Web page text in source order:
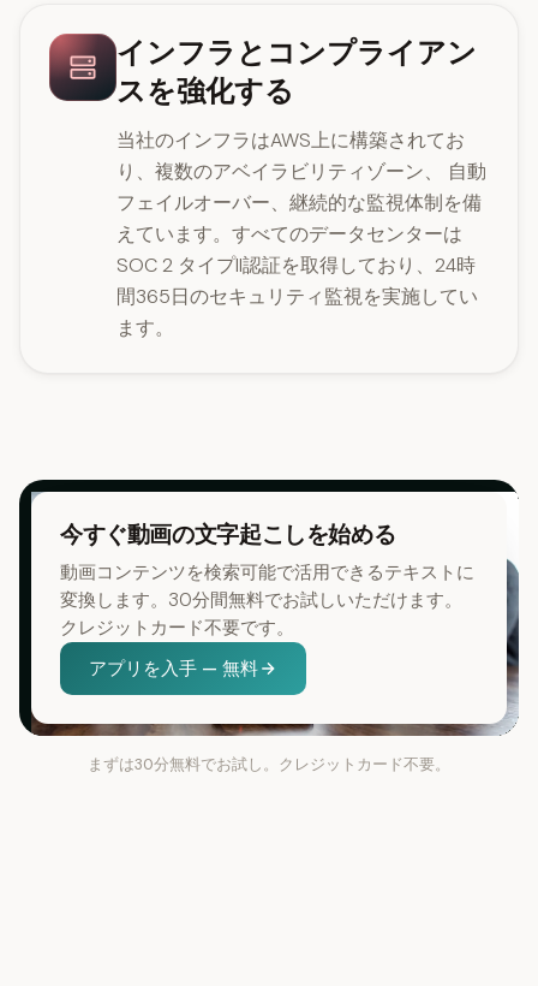
インフラとコンプライアン
スを強化する
当社のインフラはAWS上に構築されてお
り、複数のアベイラビリティゾーン、 自動
フェイルオーバー、継続的な監視体制を備
えています。すべてのデータセンターは
SOC 2 タイプII認証を取得しており、24時
間365日のセキュリティ監視を実施してい
ます。
今すぐ動画の文字起こしを始める
動画コンテンツを検索可能で活用できるテキストに
変換します。30分間無料でお試しいただけます。
クレジットカード不要です。
アプリを入手 — 無料
まずは30分無料でお試し。クレジットカード不要。